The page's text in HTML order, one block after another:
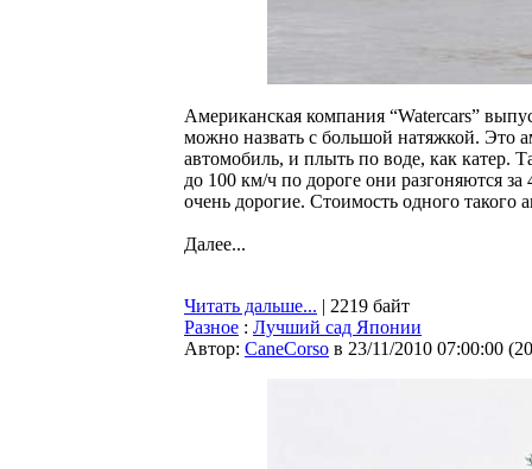
Американская компания “Watercars”
можно назвать с большой натяжкой. Это
автомобиль, и плыть по воде, как катер.
до 100 км/ч по дороге они разгоняются
очень дорогие. Стоимость одного такого
Далее...
Читать дальше... | 2219 байт
Разное : Лучший сад Японии
Автор: CaneCorso в 23/11/2010 07:00:00 (